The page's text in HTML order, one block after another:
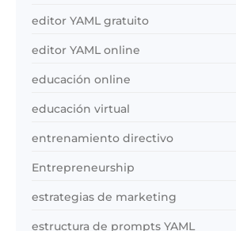
editor YAML gratuito
editor YAML online
educación online
educación virtual
entrenamiento directivo
Entrepreneurship
estrategias de marketing
estructura de prompts YAML